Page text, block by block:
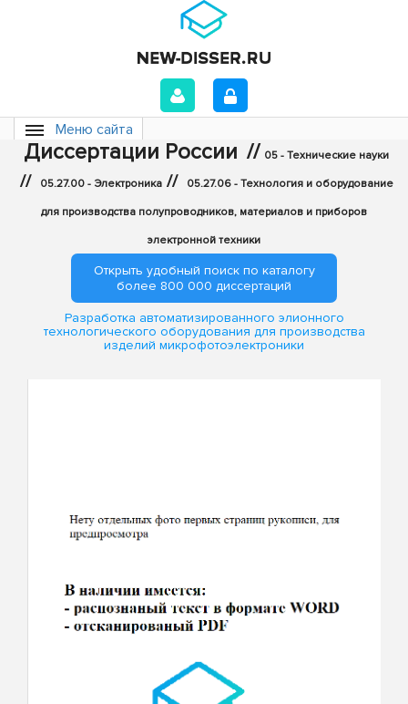
Меню сайта
Диссертации России // 05 - Технические науки
// 05.27.00 - Электроника // 05.27.06 - Технология и оборудование
для производства полупроводников, материалов и приборов
электронной техники
Открыть удобный поиск по каталогу
более 800 000 диссертаций
Разработка автоматизированного элионного
технологического оборудования для производства
изделий микрофотоэлектроники